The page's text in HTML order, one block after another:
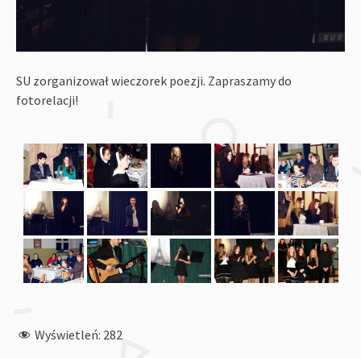
SU zorganizował wieczorek poezji. Zapraszamy do
fotorelacji!
Wyświetleń: 282